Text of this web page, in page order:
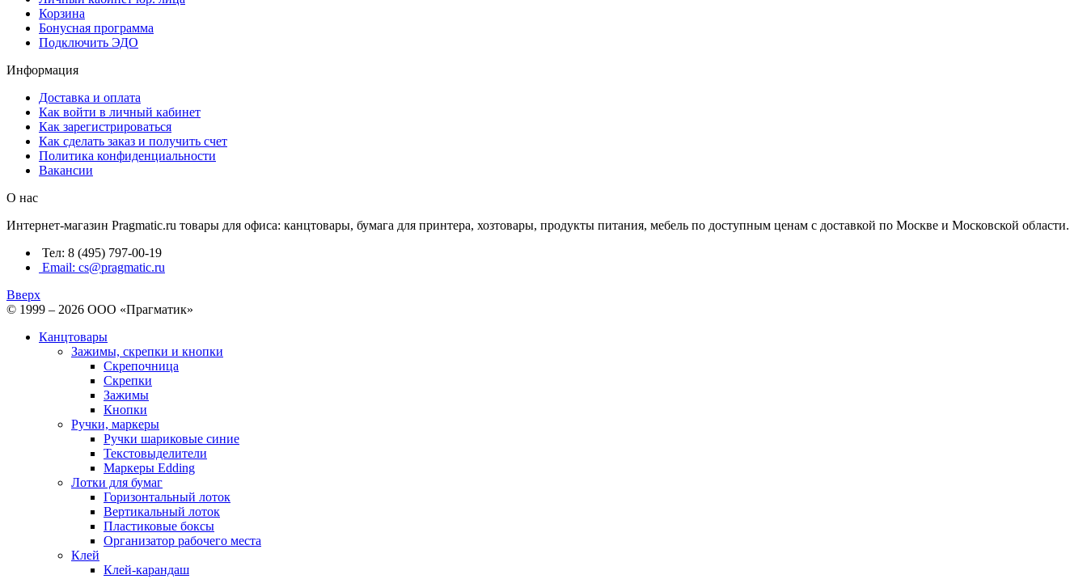
Корзина
Бонусная программа
Подключить ЭДО
Информация
Доставка и оплата
Как войти в личный кабинет
Как зарегистрироваться
Как сделать заказ и получить счет
Политика конфиденциальности
Вакансии
О нас
Интернет-магазин Pragmatic.ru товары для офиса: канцтовары, бумага для принтера, хозтовары, продукты питания, мебель по доступным ценам с доставкой по Москве и Московской области.
Тел: 8 (495) 797-00-19
Email: cs@pragmatic.ru
Вверх
© 1999 – 2026 ООО «Прагматик»
Канцтовары
Зажимы, скрепки и кнопки
Скрепочница
Скрепки
Зажимы
Кнопки
Ручки, маркеры
Ручки шариковые синие
Текстовыделители
Маркеры Edding
Лотки для бумаг
Горизонтальный лоток
Вертикальный лоток
Пластиковые боксы
Организатор рабочего места
Клей
Клей-карандаш